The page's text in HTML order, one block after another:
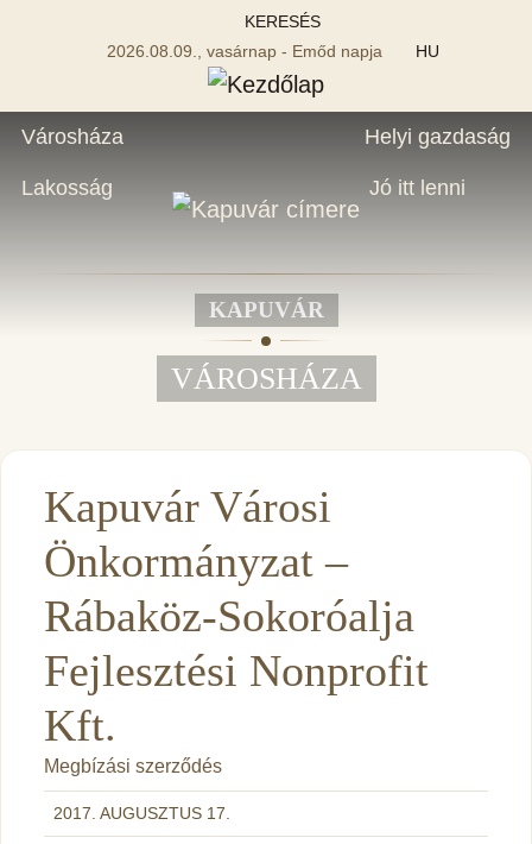
KERESÉS
2026.08.09., vasárnap - Emőd napja
HU
Városháza
Lakosság
Helyi gazdaság
Jó itt lenni
KAPUVÁR
VÁROSHÁZA
Kapuvár Városi
Önkormányzat –
Rábaköz-Sokoróalja
Fejlesztési Nonprofit
Kft.
Megbízási szerződés
2017. AUGUSZTUS 17.